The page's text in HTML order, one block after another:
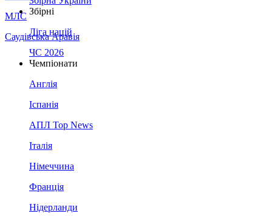
МЛС
Саудівська Аравія
Збірні
Ліга націй
ЧС 2026
Чемпіонати
Англія
Іспанія
АПЛ Top News
Італія
Німеччина
Франція
Нідерланди